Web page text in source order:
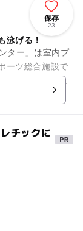
保存
23
泳げる！
ター」は室内プ
ーツ総合施設で
ジープールがあ
チックに